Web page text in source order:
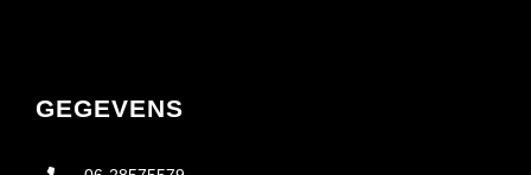
GEGEVENS